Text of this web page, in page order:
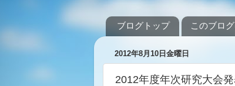
ブログトップ このブロ
2012年8月10日金曜日
2012年度年次研究大会